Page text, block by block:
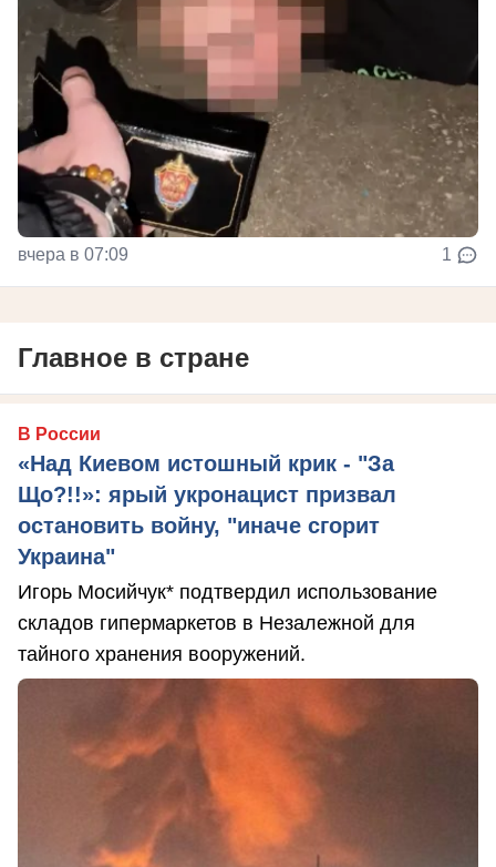
вчера в 07:09 1
Главное в стране
В России
«Над Киевом истошный крик - "За
Що?!!»: ярый укронацист призвал
остановить войну, "иначе сгорит
Украина"
Игорь Мосийчук* подтвердил использование
складов гипермаркетов в Незалежной для
тайного хранения вооружений.